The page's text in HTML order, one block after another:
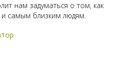
нам задуматься о том, как
самым близким людям.